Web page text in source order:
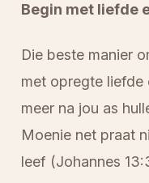
Begin met liefde
Die beste manier
met opregte liefde
meer na jou as
Moenie net praat
leef (Johannes